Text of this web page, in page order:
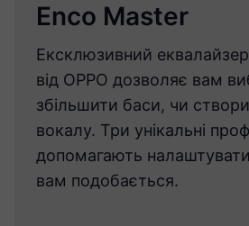
Enco Master
Ексклюзивний
від OPPO дозволяє вам
збільшити баси, чи
вокалу. Три унікальні
допомагають
вам подобається.